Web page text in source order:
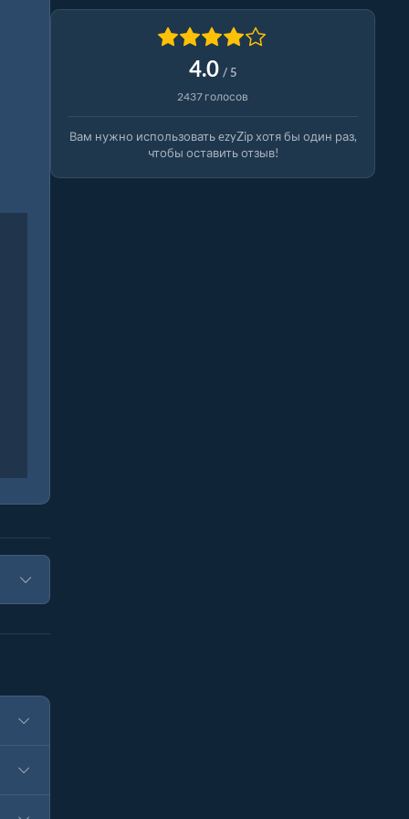
4.0 / 5
2437 голосов
Вам нужно использовать ezyZip хотя бы один раз,
чтобы оставить отзыв!